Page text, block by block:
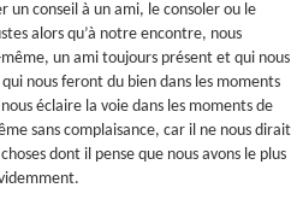
un conseil à un ami, le consoler ou le
alors qu’à notre encontre, nous
un ami toujours présent et qui nous
nous feront du bien dans les moments
éclaire la voie dans les moments de
sans complaisance, car il ne nous dirait
dont il pense que nous avons le plus